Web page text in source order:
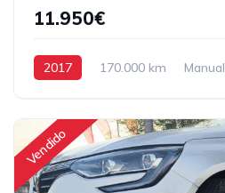
11.950€
2017 170.000 km Manual
Vendido